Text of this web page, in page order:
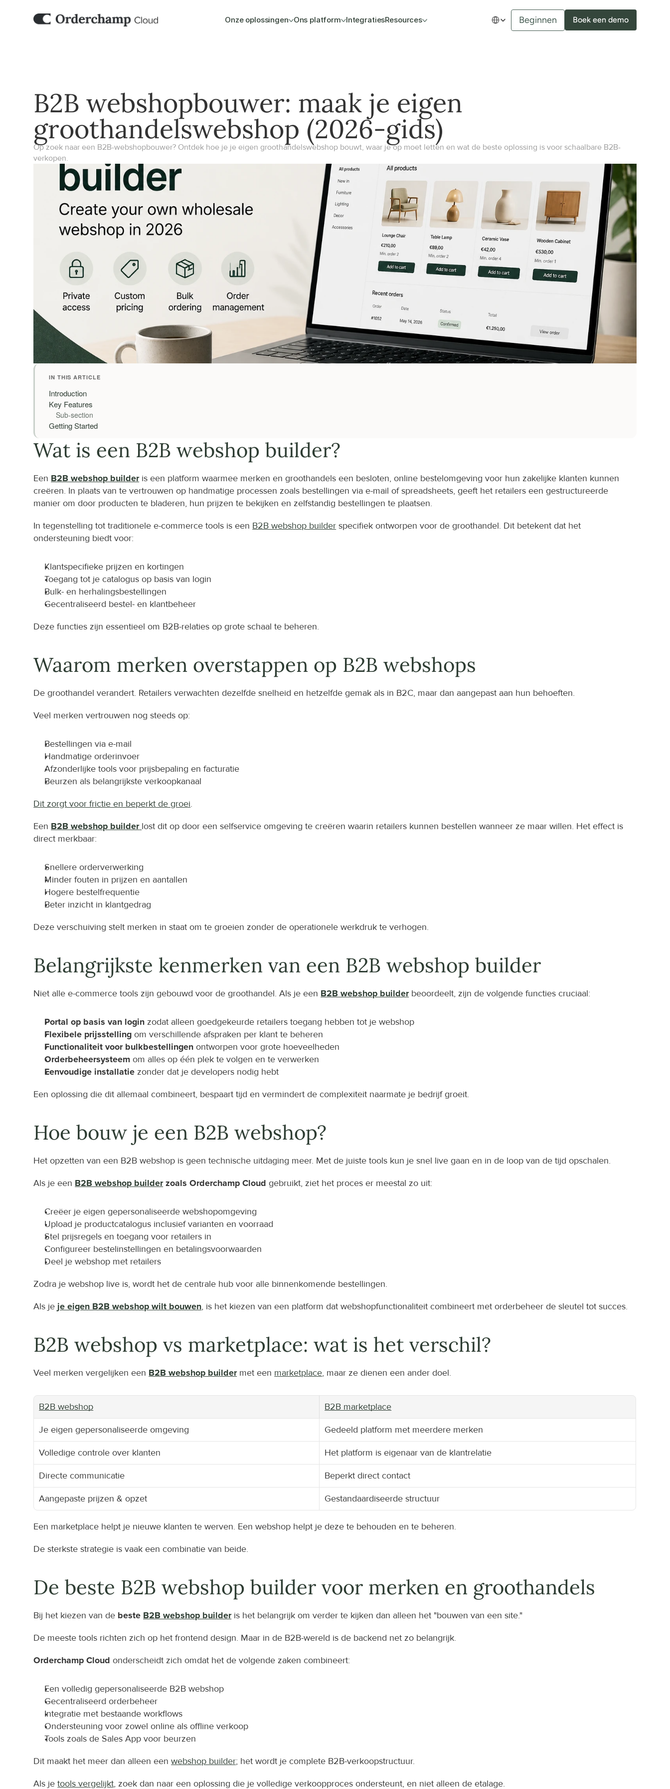
Onze oplossingen Ons platform IntegratiesResources
Select Language
Beginnen Boek een demo
B2B webshopbouwer: maak je eigen
groothandelswebshop (2026-gids)
Op zoek naar een B2B-webshopbouwer? Ontdek hoe je je eigen groothandelswebshop bouwt, waar je op moet letten en wat de beste oplossing is voor schaalbare B2B-
verkopen.
IN THIS ARTICLE
Introduction
Key Features
Sub-section
Getting Started
Wat is een B2B webshop builder?
Een B2B webshop builder is een platform waarmee merken en groothandels een besloten, online bestelomgeving voor hun zakelijke klanten kunnen
creëren. In plaats van te vertrouwen op handmatige processen zoals bestellingen via e-mail of spreadsheets, geeft het retailers een gestructureerde
manier om door producten te bladeren, hun prijzen te bekijken en zelfstandig bestellingen te plaatsen.
In tegenstelling tot traditionele e-commerce tools is een B2B webshop builder specifiek ontworpen voor de groothandel. Dit betekent dat het
ondersteuning biedt voor:
Klantspecifieke prijzen en kortingen
Toegang tot je catalogus op basis van login
Bulk- en herhalingsbestellingen
Gecentraliseerd bestel- en klantbeheer
Deze functies zijn essentieel om B2B-relaties op grote schaal te beheren.
Waarom merken overstappen op B2B webshops
De groothandel verandert. Retailers verwachten dezelfde snelheid en hetzelfde gemak als in B2C, maar dan aangepast aan hun behoeften.
Veel merken vertrouwen nog steeds op:
Bestellingen via e-mail
Handmatige orderinvoer
Afzonderlijke tools voor prijsbepaling en facturatie
Beurzen als belangrijkste verkoopkanaal
Dit zorgt voor frictie en beperkt de groei.
Een B2B webshop builder lost dit op door een selfservice omgeving te creëren waarin retailers kunnen bestellen wanneer ze maar willen. Het effect is
direct merkbaar:
Snellere orderverwerking
Minder fouten in prijzen en aantallen
Hogere bestelfrequentie
Beter inzicht in klantgedrag
Deze verschuiving stelt merken in staat om te groeien zonder de operationele werkdruk te verhogen.
Belangrijkste kenmerken van een B2B webshop builder
Niet alle e-commerce tools zijn gebouwd voor de groothandel. Als je een B2B webshop builder beoordeelt, zijn de volgende functies cruciaal:
Portal op basis van login zodat alleen goedgekeurde retailers toegang hebben tot je webshop
Flexibele prijsstelling om verschillende afspraken per klant te beheren
Functionaliteit voor bulkbestellingen ontworpen voor grote hoeveelheden
Orderbeheersysteem om alles op één plek te volgen en te verwerken
Eenvoudige installatie zonder dat je developers nodig hebt
Een oplossing die dit allemaal combineert, bespaart tijd en vermindert de complexiteit naarmate je bedrijf groeit.
Hoe bouw je een B2B webshop?
Het opzetten van een B2B webshop is geen technische uitdaging meer. Met de juiste tools kun je snel live gaan en in de loop van de tijd opschalen.
Als je een B2B webshop builder zoals Orderchamp Cloud gebruikt, ziet het proces er meestal zo uit:
Creëer je eigen gepersonaliseerde webshopomgeving
Upload je productcatalogus inclusief varianten en voorraad
Stel prijsregels en toegang voor retailers in
Configureer bestelinstellingen en betalingsvoorwaarden
Deel je webshop met retailers
Zodra je webshop live is, wordt het de centrale hub voor alle binnenkomende bestellingen.
Als je je eigen B2B webshop wilt bouwen, is het kiezen van een platform dat webshopfunctionaliteit combineert met orderbeheer de sleutel tot succes.
B2B webshop vs marketplace: wat is het verschil?
Veel merken vergelijken een B2B webshop builder met een marketplace, maar ze dienen een ander doel.
B2B webshop B2B marketplace
Je eigen gepersonaliseerde omgeving Gedeeld platform met meerdere merken
Volledige controle over klanten Het platform is eigenaar van de klantrelatie
Directe communicatie Beperkt direct contact
Aangepaste prijzen & opzet Gestandaardiseerde structuur
Een marketplace helpt je nieuwe klanten te werven. Een webshop helpt je deze te behouden en te beheren.
De sterkste strategie is vaak een combinatie van beide.
De beste B2B webshop builder voor merken en groothandels
Bij het kiezen van de beste B2B webshop builder is het belangrijk om verder te kijken dan alleen het "bouwen van een site."
De meeste tools richten zich op het frontend design. Maar in de B2B-wereld is de backend net zo belangrijk.
Orderchamp Cloud onderscheidt zich omdat het de volgende zaken combineert:
Een volledig gepersonaliseerde B2B webshop
Gecentraliseerd orderbeheer
Integratie met bestaande workflows
Ondersteuning voor zowel online als offline verkoop
Tools zoals de Sales App voor beurzen
Dit maakt het meer dan alleen een webshop builder; het wordt je complete B2B-verkoopstructuur.
Als je tools vergelijkt, zoek dan naar een oplossing die je volledige verkoopproces ondersteunt, en niet alleen de etalage.